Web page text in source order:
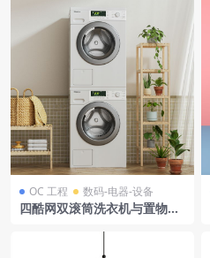
OC 工程 数码-电器-设备
四酷网双滚筒洗衣机与置物架